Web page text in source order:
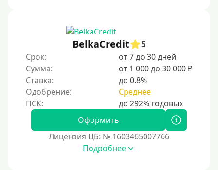
За 15 минут
За час
Срочные
Моментальные онлайн
В день обращения
BelkaCredit
5
Срок:
от 7 до 30 дней
Сумма:
от 1 000 до 30 000 ₽
Ставка:
до 0.8%
Одобрение:
Среднее
Оформить
Лицензия ЦБ: № 1603465007766
Подробнее